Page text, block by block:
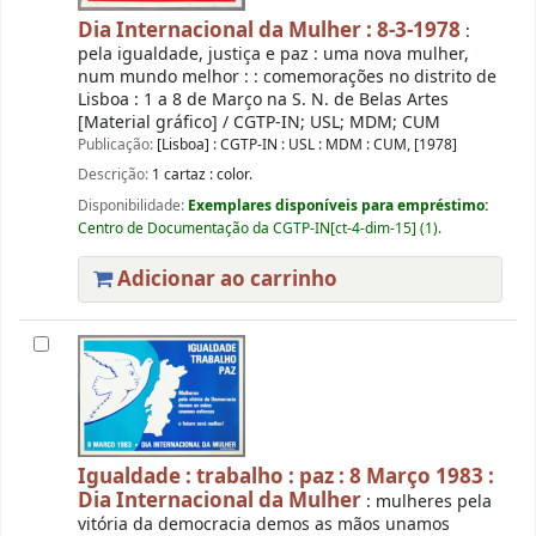
Dia Internacional da Mulher : 8-3-1978 :
pela igualdade, justiça e paz : uma nova mulher,
num mundo melhor : : comemorações no distrito de
Lisboa : 1 a 8 de Março na S. N. de Belas Artes
[Material gráfico] / CGTP-IN; USL; MDM; CUM
Publicação: [Lisboa] : CGTP-IN : USL : MDM : CUM, [1978]
Descrição: 1 cartaz : color.
Disponibilidade: Exemplares disponíveis para empréstimo:
Centro de Documentação da CGTP-IN[ct-4-dim-15] (1).
Adicionar ao carrinho
Igualdade : trabalho : paz : 8 Março 1983 :
Dia Internacional da Mulher : mulheres pela
vitória da democracia demos as mãos unamos